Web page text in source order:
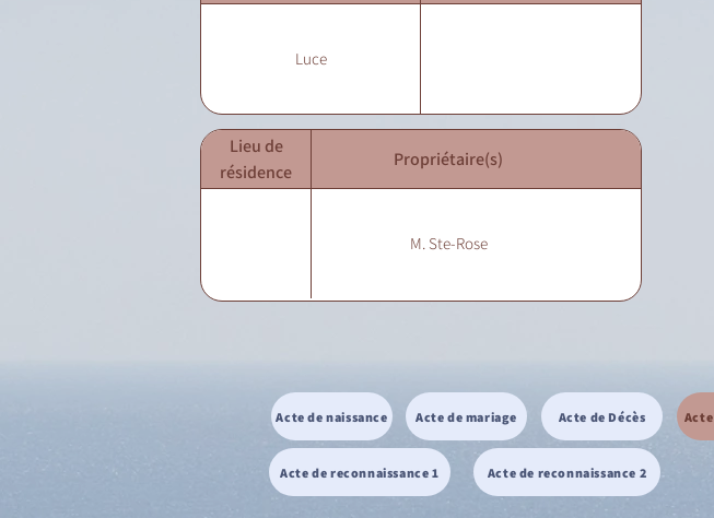
Luce
Lieu de
résidence
Propriétaire(s)
M. Ste-Rose
Acte de naissance Acte de mariage Acte de Décès
Acte de reconnaissance 1 Acte de reconnaissance 2